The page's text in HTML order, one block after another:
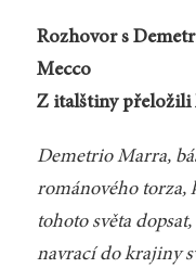
Rozhovor s
Mecco
Z italštiny přeložili
Demetrio Marra,
románového torza,
tohoto světa
navrací do krajiny